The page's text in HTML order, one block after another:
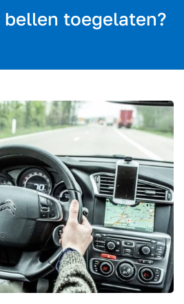
bellen toegelaten?